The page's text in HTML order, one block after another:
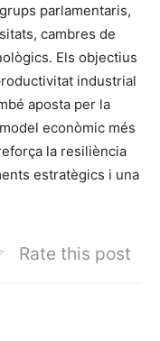
parlamentaris,
cambres de
Els objectius
industrial
aposta per la
econòmic més
la resiliència
estratègics i una
Rate this post